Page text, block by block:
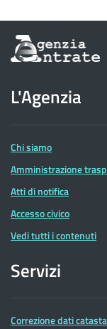
Informazioni
sul
dell'Agenzia
delle
Entrate
L'Agenzia
Chi siamo
Amministrazione
Atti di notifica
Accesso civico
Vedi tutti i contenuti
Servizi
Correzione dati